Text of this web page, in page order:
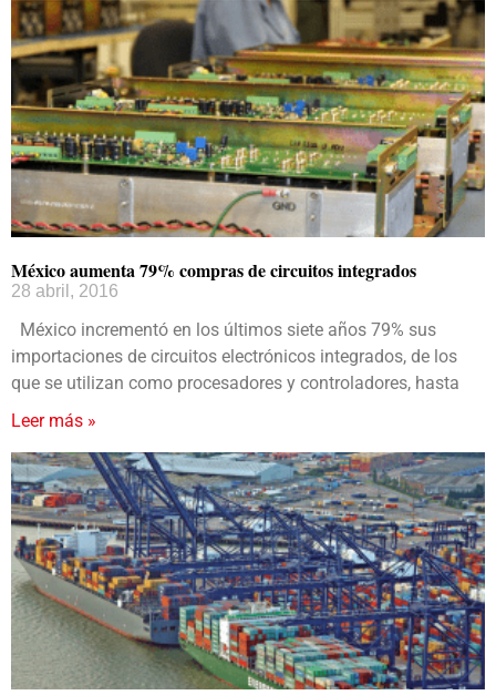
México aumenta 79% compras de circuitos integrados
28 abril, 2016
México incrementó en los últimos siete años 79% sus
importaciones de circuitos electrónicos integrados, de los
que se utilizan como procesadores y controladores, hasta
Leer más »